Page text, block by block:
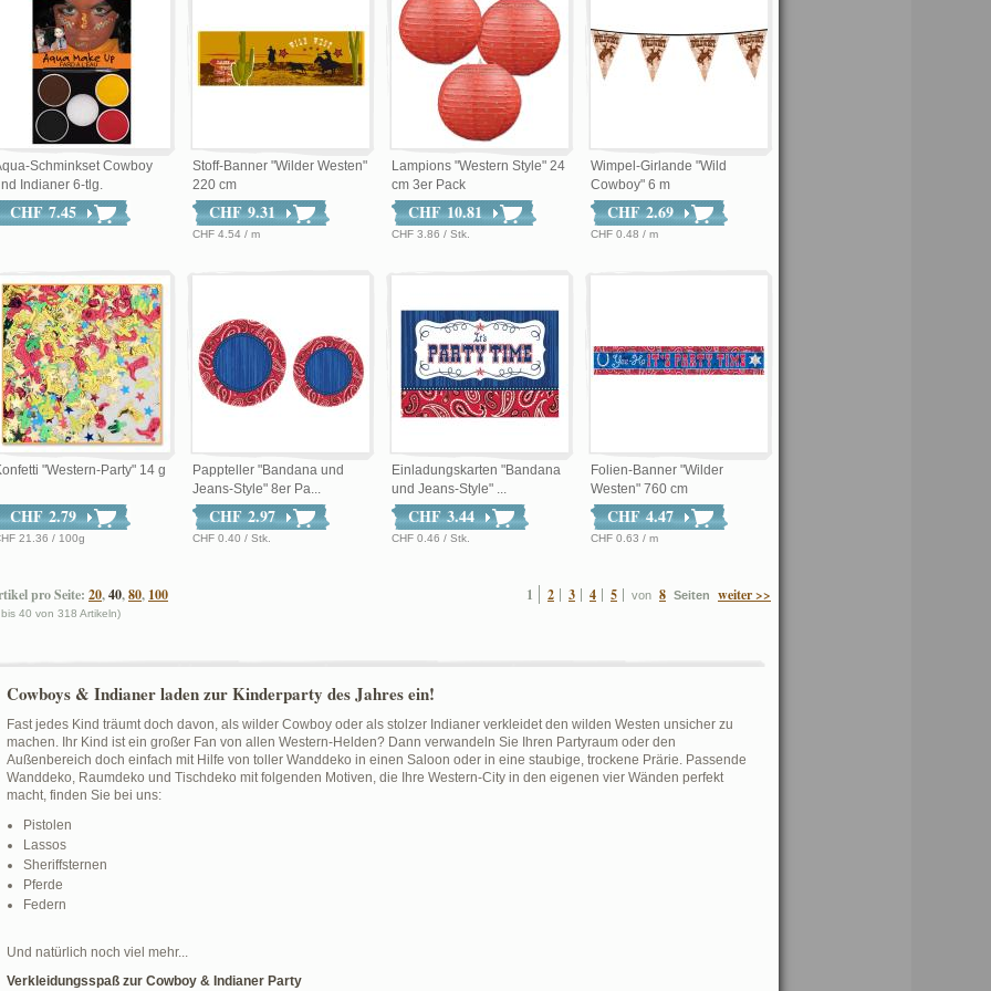
Schminkset Cowboy
Indianer 6-tlg.
CHF 7.45
Stoff-Banner "Wilder Westen"
220 cm
CHF 9.31
CHF 4.54 / m
Lampions "Western Style" 24
cm 3er Pack
CHF 10.81
CHF 3.86 / Stk.
Wimpel-Girlande "Wild
Cowboy" 6 m
CHF 2.69
CHF 0.48 / m
"Western-Party" 14 g
CHF 2.79
21.36 / 100g
Pappteller "Bandana und
Jeans-Style" 8er Pa...
CHF 2.97
CHF 0.40 / Stk.
Einladungskarten "Bandana
und Jeans-Style" ...
CHF 3.44
CHF 0.46 / Stk.
Folien-Banner "Wilder
Westen" 760 cm
CHF 4.47
CHF 0.63 / m
pro Seite: 20,40,80, 100
40 von 318 Artikeln)
1 2 3 4 5 von 8 Seiten weiter >>
Cowboys & Indianer laden zur Kinderparty des Jahres ein!
Fast jedes Kind träumt doch davon, als wilder Cowboy oder als stolzer Indianer verkleidet den wilden Westen unsicher zu
machen. Ihr Kind ist ein großer Fan von allen Western-Helden? Dann verwandeln Sie Ihren Partyraum oder den
Außenbereich doch einfach mit Hilfe von toller Wanddeko in einen Saloon oder in eine staubige, trockene Prärie. Passende
Wanddeko, Raumdeko und Tischdeko mit folgenden Motiven, die Ihre Western-City in den eigenen vier Wänden perfekt
macht, finden Sie bei uns:
Pistolen
Lassos
Sheriffsternen
Pferde
Federn
Und natürlich noch viel mehr...
Verkleidungsspaß zur Cowboy & Indianer Party